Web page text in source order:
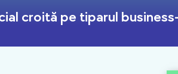
croită pe tiparul